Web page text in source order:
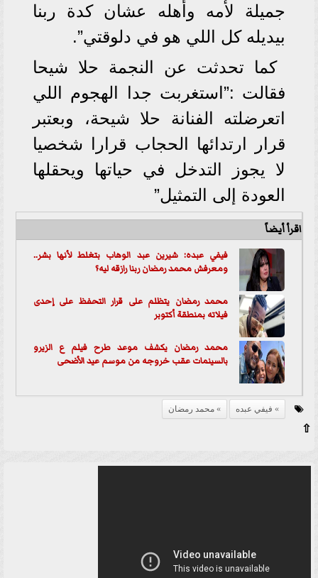
جميلة لأمه وأهله عشان كدة ربنا
بيديله كل اللي هو في دلوقتي”.
كما تحدثت عن النجمة حلا شيحا
فقالت :”استغربت جدا الهجوم اللي
اتعرضلته الفنانة حلا شيحة، وبعتبر
قرار ارتدائها الحجاب قرارا شخصيا
لا يجوز التدخل في حياتها ويحقلها
العودة إلى التمثيل”
اقرأ أيضاً
فيفي عبده: شيرين عبد الوهاب بتغلط لأنها بشر..
ومعرفش محمد رمضان ربنا رازقه ليه؟
محمد رمضان يتظلم على قرار التحفظ على إحدى
فيلاته بمنطقة أكتوبر
محمد رمضان يكشف موعد طرح فيلم ع الزيرو
بالسينمات عقب خروجه من موسم عيد الأضحى
فيفي عبده محمد رمضان
⇧